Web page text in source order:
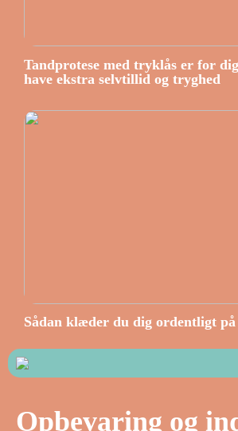
Tandprotese med tryklås er for
have ekstra selvtillid og tryghed
Sådan klæder du dig ordentligt på
Opbevaring og